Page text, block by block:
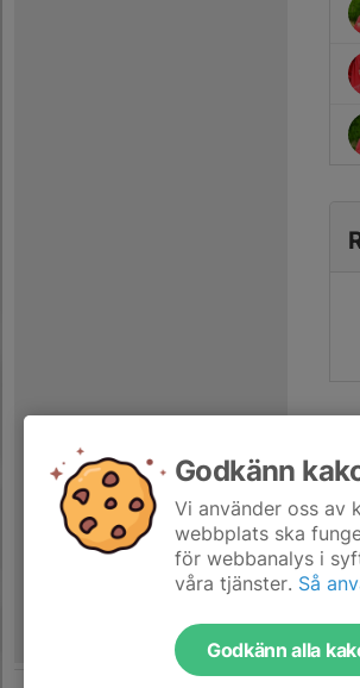
Godkänn
Vi använder oss av
webbplats ska
för webbanalys i
våra tjänster. Så
Godkänn alla